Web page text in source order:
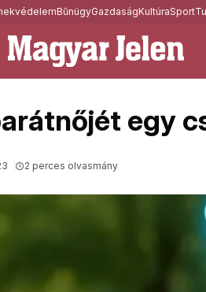
BűnügyGazdaságKultúraSport
egy
2 perces olvasmány